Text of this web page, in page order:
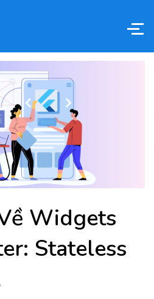
Widgets
Stateless